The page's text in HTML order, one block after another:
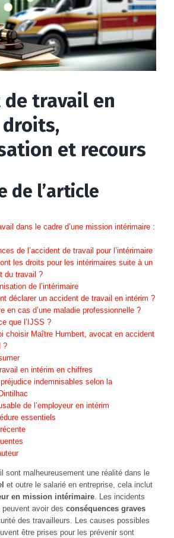
de travail en
et recours
de l’article
dans le cadre d’une mission intérimaire :
de l’accident de travail pour l’intérimaire
les droits pour les intérimaires suite à un
du travail ?
de l’intérimaire
déclarer un accident de travail en intérim ?
en cas d’une maladie professionnelle ?
que l’IJSS ?
choisir Maître Humbert, avocat en accident
?
en intérim en chiffres
préjudice indemnisables selon la
de l’employeur en intérim
essentiels
sont malheureusement une réalité dans le
et outre le salarié en entreprise, cela inclut
en mission intérimaire . Les incidents
avoir des conséquences graves
des travailleurs. Les causes possibles
être prises pour les prévenir sont